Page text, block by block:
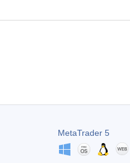
MetaTrader 5